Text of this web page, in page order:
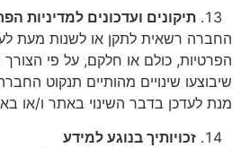
תיקונים ועדכונים למדיניות
החברה רשאית לתקן או לשנות מעת
הפרטיות, כולם או חלקם, על פי הצורך
שיבוצעו שינויים מהותיים תנקוט
מנת לעדכן בדבר השינוי באתר ו/או
זכויותיך בנוגע למידע